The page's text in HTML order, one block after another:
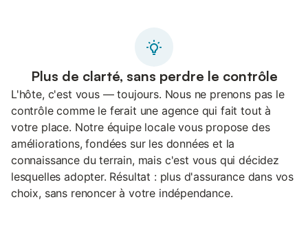
Plus de clarté, sans perdre le contrôle
L'hôte, c'est vous — toujours. Nous ne prenons pas le
contrôle comme le ferait une agence qui fait tout à
votre place. Notre équipe locale vous propose des
améliorations, fondées sur les données et la
connaissance du terrain, mais c'est vous qui décidez
lesquelles adopter. Résultat : plus d'assurance dans vos
choix, sans renoncer à votre indépendance.